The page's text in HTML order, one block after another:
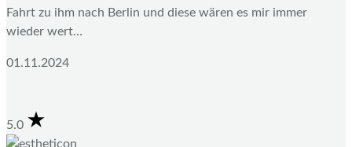
Fahrt zu ihm nach Berlin und diese wären es mir immer
wieder wert…
01.11.2024
5.0